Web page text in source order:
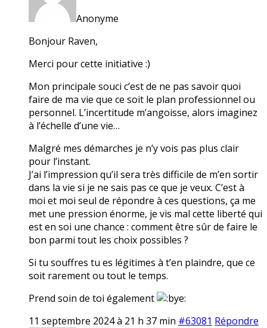
Anonyme
Bonjour Raven,
Merci pour cette initiative :)
Mon principale souci c’est de ne pas savoir quoi
faire de ma vie que ce soit le plan professionnel ou
personnel. L’incertitude m’angoisse, alors imaginez
à l’échelle d’une vie…
Malgré mes démarches je n’y vois pas plus clair
pour l’instant.
J’ai l’impression qu’il sera très difficile de m’en sortir
dans la vie si je ne sais pas ce que je veux. C’est à
moi et moi seul de répondre à ces questions, ça me
met une pression énorme, je vis mal cette liberté qui
est en soi une chance : comment être sûr de faire le
bon parmi tout les choix possibles ?
Si tu souffres tu es légitimes à t’en plaindre, que ce
soit rarement ou tout le temps.
Prend soin de toi également
11 septembre 2024 à 21 h 37 min #63081 Répondre